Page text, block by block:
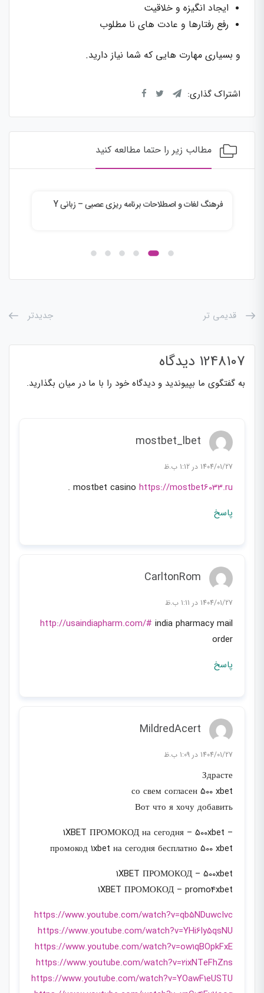
ایجاد انگیزه و خلاقیت
رفع رفتارها و عادت های نا مطلوب
و بسیاری مهارت هایی که شما نیاز دارید.
اشتراک گذاری:
مطالب زیر را حتما مطالعه کنید
فرهنگ لغات و اصطلاحات برنامه ریزی عصبی – زبانی Y
قدیمی تر جدیدتر
1248107 دیدگاه
به گفتگوی ما بپیوندید و دیدگاه خود را با ما در میان بگذارید.
mostbet_lbet
1404/01/27 در 1:12 ب.ظ
mostbet casino https://mostbet6033.ru
.
پاسخ
CarltonRom
1404/01/27 در 1:11 ب.ظ
http://usaindiapharm.com/# india pharmacy mail
order
پاسخ
MildredAcert
1404/01/27 در 1:09 ب.ظ
Здрасте
со свем согласен 500 xbet
Вот что я хочу добавить
1XBET ПРОМОКОД на сегодня – 500xbet –
промокод 1xbet на сегодня бесплатно 500 xbet
1XBET ПРОМОКОД – 500xbet
1XBET ПРОМОКОД – promo4xbet
https://www.youtube.com/watch?v=qb5NDuwcIvc
https://www.youtube.com/watch?v=YHi6ly5qsNU
https://www.youtube.com/watch?v=ow1qBOpkFxE
https://www.youtube.com/watch?v=2ixNTeFhZns
https://www.youtube.com/watch?v=YOawF1eUSTU